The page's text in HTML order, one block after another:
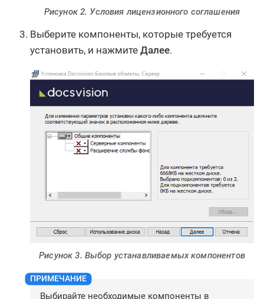
Рисунок 2. Условия лицензионного соглашения
Выберите компоненты, которые требуется
установить, и нажмите Далее.
Рисунок 3. Выбор устанавливаемых компонентов
Выбирайте необходимые компоненты в